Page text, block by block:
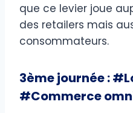
que ce levier joue
des retailers mais
consommateurs.
3ème journée :
#Commerce